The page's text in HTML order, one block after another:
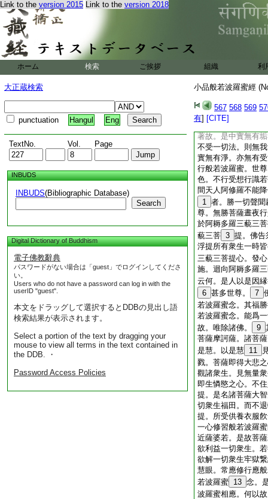
Link to the version 2015 Link to the version 2018
ホーム 検索 ご挨拶 組織 利
大正蔵検索
punctuation Hangul Eng
TextNo. Vol. Page
INBUDS
INBUDS(Bibliographic Database)
Search
Digital Dictionary of Buddhism
電子佛教辭典
パスワードがない場合は「guest」でログインしてくださ
い。
Users who do not have a password can log in with the
userID "guest".
本文をドラッグして選択するとDDBの見出し語
検索結果が表示されます。
Select a portion of the text by dragging your
mouse to view all terms in the text contained in
the DDB. ・
Password Access Policies
小品般若波羅蜜經
567 568 569
有] [CITE]
法亦離相＊空相。
云何衆生有垢有淨
淨。空相法無垢無
阿耨多羅三藐三菩
我。須菩提。於意
如是如是。世尊。
於意云何。我我所
提。於意云何。衆
是如是。世尊。衆
菩提。如是
著故。是中實無有
不受一切法。則無
實無有淨。亦無有
行般若波羅蜜。世
色。不行受想行識
間天人阿修羅不能
1 者。勝一切聲
尊。無勝菩薩晝夜
於阿耨多羅三藐三
藐三菩 3 提。佛告
浮提所有衆生一時
三藐三菩提心。發
施。迴向阿耨多羅
云何。是人以是因
6 甚多世尊。 7
若波羅蜜念。其福
若波羅蜜念。能爲
故。唯除諸佛。
9
菩薩摩訶薩。諸菩
是慧。以是慧 11
戮。菩薩即得大悲
觀諸衆生。見無量
即生憐愍之心。不
提。是名諸菩薩大
切衆生福田。而不
提。所受供養衣服
一心修習般若波羅
近薩婆若。是故菩
欲利益一切衆生。
欲解一切衆生牢獄
慧眼。常應修行應
若波羅蜜 13 念。
波羅蜜相應。何以